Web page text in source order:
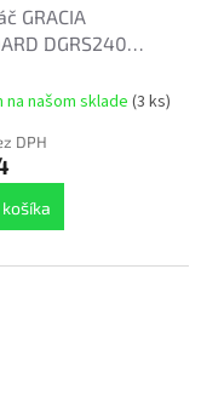
GRACIA
DGRS240
na našom sklade (3 ks)
DPH
košíka